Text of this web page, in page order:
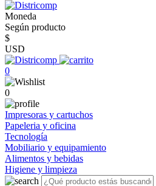
Moneda
Según producto
$
USD
0
0
Impresoras y cartuchos
Papeleria y oficina
Tecnología
Mobiliario y equipamiento
Alimentos y bebidas
Higiene y limpieza